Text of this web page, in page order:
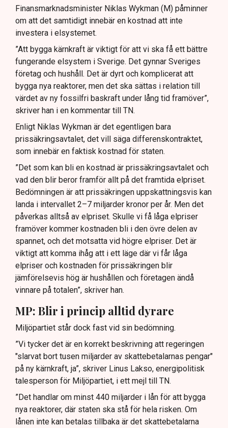
Finansmarknadsminister Niklas Wykman (M) påminner
om att det samtidigt innebär en kostnad att inte
investera i elsystemet.
”Att bygga kärnkraft är viktigt för att vi ska få ett bättre
fungerande elsystem i Sverige. Det gynnar Sveriges
företag och hushåll. Det är dyrt och komplicerat att
bygga nya reaktorer, men det ska sättas i relation till
värdet av ny fossilfri baskraft under lång tid framöver”,
skriver han i en kommentar till TN.
Enligt Niklas Wykman är det egentligen bara
prissäkringsavtalet, det vill säga differenskontraktet,
som innebär en faktisk kostnad för staten.
”Det som kan bli en kostnad är prissäkringsavtalet och
vad den blir beror framför allt på det framtida elpriset.
Bedömningen är att prissäkringen uppskattningsvis kan
landa i intervallet 2–7 miljarder kronor per år. Men det
påverkas alltså av elpriset. Skulle vi få låga elpriser
framöver kommer kostnaden bli i den övre delen av
spannet, och det motsatta vid högre elpriser. Det är
viktigt att komma ihåg att i ett läge där vi får låga
elpriser och kostnaden för prissäkringen blir
jämförelsevis hög är hushållen och företagen ändå
vinnare på totalen”, skriver han.
MP: Blir i princip alltid dyrare
Miljöpartiet står dock fast vid sin bedömning.
”Vi tycker det är en korrekt beskrivning att regeringen
"slarvat bort tusen miljarder av skattebetalarnas pengar"
på ny kärnkraft, ja”, skriver Linus Lakso, energipolitisk
talesperson för Miljöpartiet, i ett mejl till TN.
”Det handlar om minst 440 miljarder i lån för att bygga
nya reaktorer, där staten ska stå för hela risken. Om
lånen inte kan betalas tillbaka är det skattebetalarna